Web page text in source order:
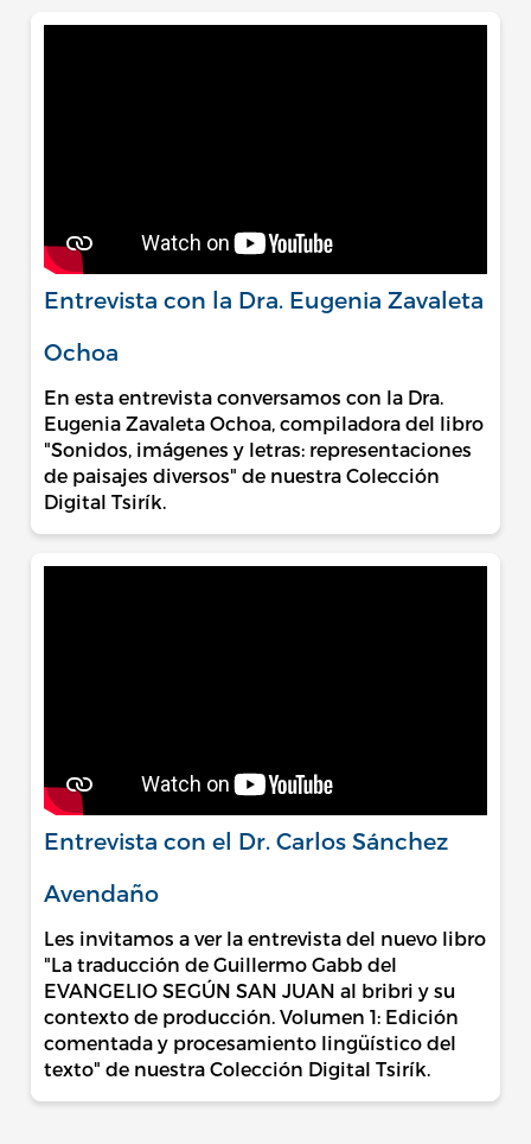
Entrevista con la Dra. Eugenia Zavaleta
Ochoa
En esta entrevista conversamos con la Dra.
Eugenia Zavaleta Ochoa, compiladora del libro
"Sonidos, imágenes y letras: representaciones
de paisajes diversos" de nuestra Colección
Digital Tsirík.
Entrevista con el Dr. Carlos Sánchez
Avendaño
Les invitamos a ver la entrevista del nuevo libro
"La traducción de Guillermo Gabb del
EVANGELIO SEGÚN SAN JUAN al bribri y su
contexto de producción. Volumen 1: Edición
comentada y procesamiento lingüístico del
texto" de nuestra Colección Digital Tsirík.